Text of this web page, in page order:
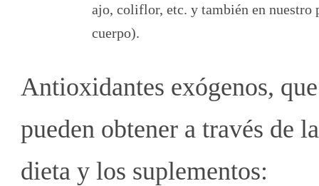
ajo, coliflor, etc. y también en nuestro
cuerpo).
Antioxidantes exógenos,
pueden obtener a través de la
dieta y los suplementos: